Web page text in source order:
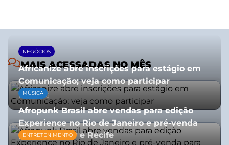
MAIS ACESSADAS NO MÊS
NEGÓCIOS
Africanize abre inscrições para estágio em
Comunicação; veja como participar
13/01/2026
MÚSICA
Afropunk Brasil abre vendas para edição
Experience no Rio de Janeiro e pré-venda
para Salvador e Recife
ENTRETENIMENTO